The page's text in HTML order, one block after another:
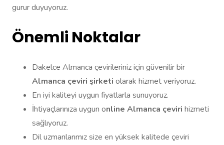
gurur duyuyoruz.
Önemli Noktalar
Dakelce Almanca çevirileriniz için güvenilir bir
Almanca çeviri şirketi olarak hizmet veriyoruz.
En iyi kaliteyi uygun fiyatlarla sunuyoruz.
İhtiyaçlarınıza uygun online Almanca çeviri hizmeti
sağlıyoruz.
Dil uzmanlarımız size en yüksek kalitede çeviri